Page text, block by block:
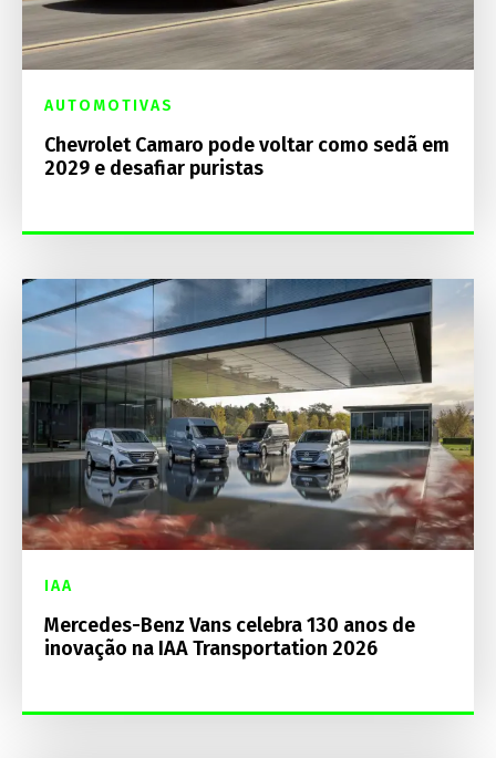
AUTOMOTIVAS
Chevrolet Camaro pode voltar como sedã em
2029 e desafiar puristas
IAA
Mercedes-Benz Vans celebra 130 anos de
inovação na IAA Transportation 2026